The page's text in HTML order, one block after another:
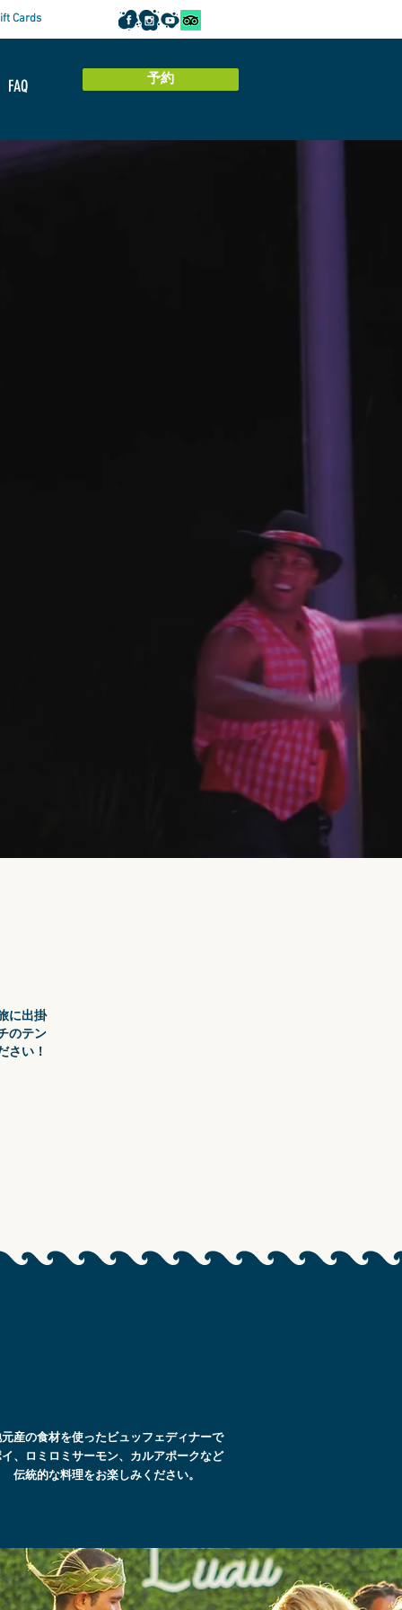
Cards
FAQ 予約
に出掛
のテン
さい！
産の食材を使ったビュッフェディナーで
、ロミロミサーモン、カルアポークなど
伝統的な料理をお楽しみください。